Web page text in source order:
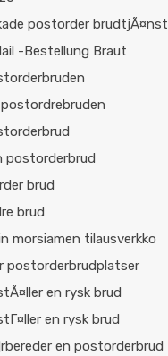
postorder brudtjÃ¤nst
-Bestellung Braut
postorderbrud
brud
brud
morsiamen tilausverkko
postorderbrudplatser
en rysk brud
en rysk brud
en postorderbrud